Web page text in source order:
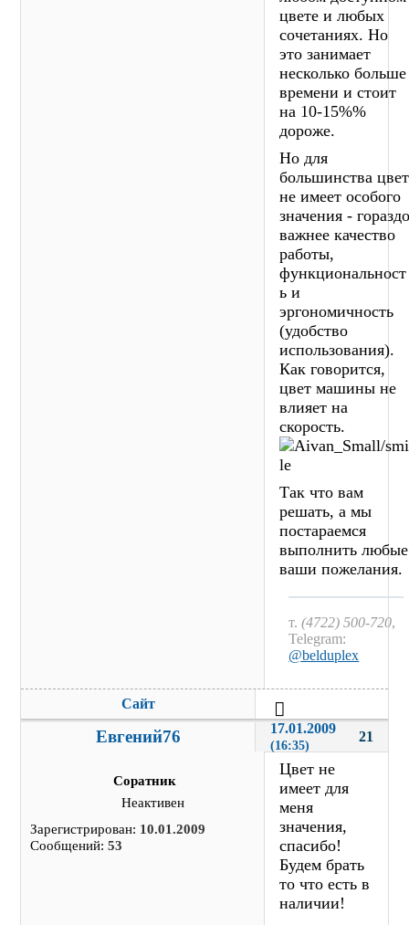
цвете и любых
сочетаниях. Но
это занимает
несколько больше
времени и стоит
на 10-15%%
дороже.
Но для
большинства цвет
не имеет особого
значения -
важнее качество
работы,
функциональност
ь и
эргономичность
(удобство
использования).
Как говорится,
цвет машины не
влияет на
скорость.
Так что вам
решать, а мы
постараемся
выполнить любые
ваши пожелания.
т.(4722) 500-720,
Telegram:
@belduplex
Сайт
21
Евгений76 17.01.2009
(16:35)
Соратник
Неактивен
Зарегистрирован: 10.01.2009
Сообщений:53
Цвет не
имеет для
меня
значения,
спасибо!
Будем брать
то что есть в
наличии!